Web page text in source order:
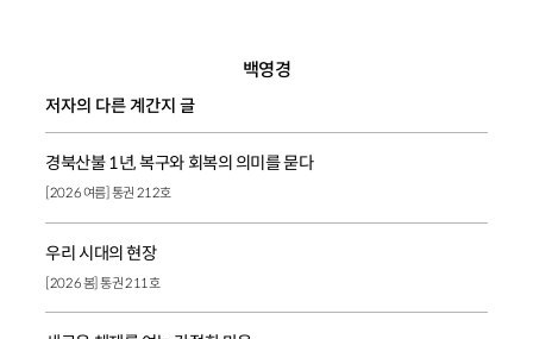
백영경
저자의 다른 계간지 글
경북산불 1년, 복구와 회복의 의미를 묻다
[2026 여름] 통권 212호
우리 시대의 현장
[2026 봄] 통권 211호